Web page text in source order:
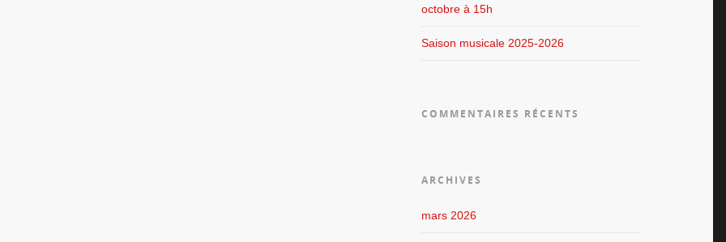
octobre à 15h
Saison musicale 2025-2026
COMMENTAIRES RÉCENTS
ARCHIVES
mars 2026